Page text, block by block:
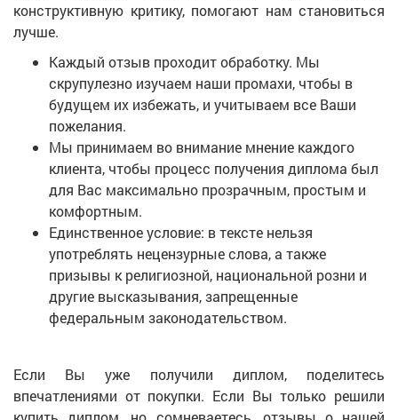
конструктивную критику, помогают нам становиться
лучше.
Каждый отзыв проходит обработку. Мы
скрупулезно изучаем наши промахи, чтобы в
будущем их избежать, и учитываем все Ваши
пожелания.
Мы принимаем во внимание мнение каждого
клиента, чтобы процесс получения диплома был
для Вас максимально прозрачным, простым и
комфортным.
Единственное условие: в тексте нельзя
употреблять нецензурные слова, а также
призывы к религиозной, национальной розни и
другие высказывания, запрещенные
федеральным законодательством.
Если Вы уже получили диплом, поделитесь
впечатлениями от покупки. Если Вы только решили